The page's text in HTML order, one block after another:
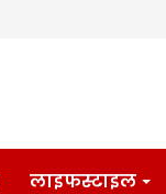
लाइफस्टाइल